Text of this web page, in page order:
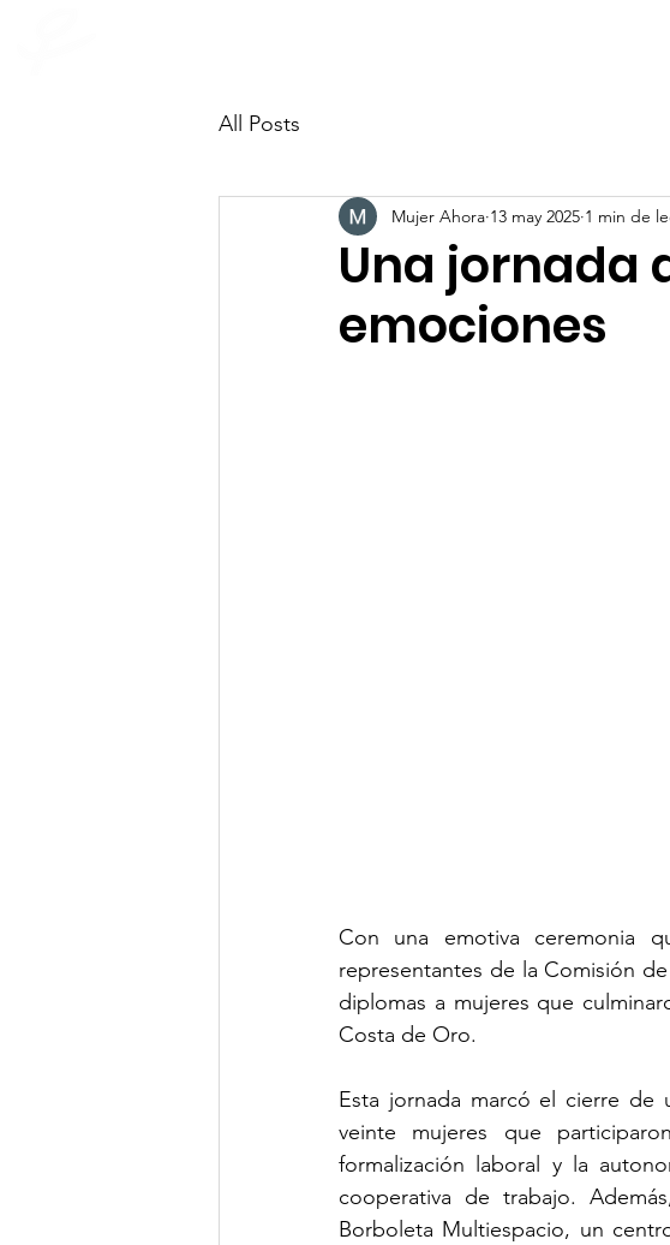
All Posts
Una jornada
emociones
Mujer Ahora 13 may 2025 1 min de
Con una emotiva ceremonia
representantes de la Comisión
diplomas a mujeres que
Costa de Oro.
Esta jornada marcó el cierre
veinte mujeres que
formalización laboral y la
cooperativa de trabajo.
Borboleta Multiespacio, un